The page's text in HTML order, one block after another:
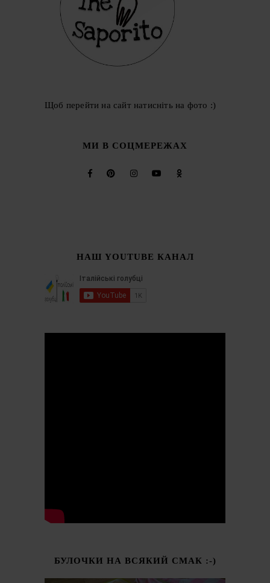
Щоб перейти на сайт натисніть на фото :)
МИ В СОЦМЕРЕЖАХ
НАШ YOUTUBE КАНАЛ
БУЛОЧКИ НА ВСЯКИЙ СМАК :-)